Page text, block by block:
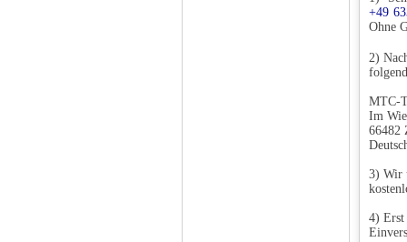
+49
Ohne
2)
MTC-
Im
66482
3) Wir
4) Erst